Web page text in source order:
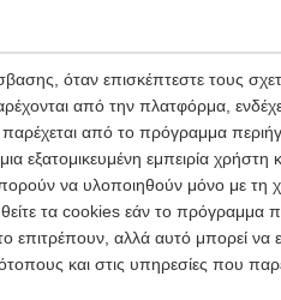
όταν επισκέπτεστε τους
από την πλατφόρμα,
από το πρόγραμμα
εξατομικευμένη εμπειρία
να υλοποιηθούν μόνο με
τα cookies εάν το πρόγραμμα
επιτρέπουν, αλλά αυτό μπορεί να
και στις υπηρεσίες που